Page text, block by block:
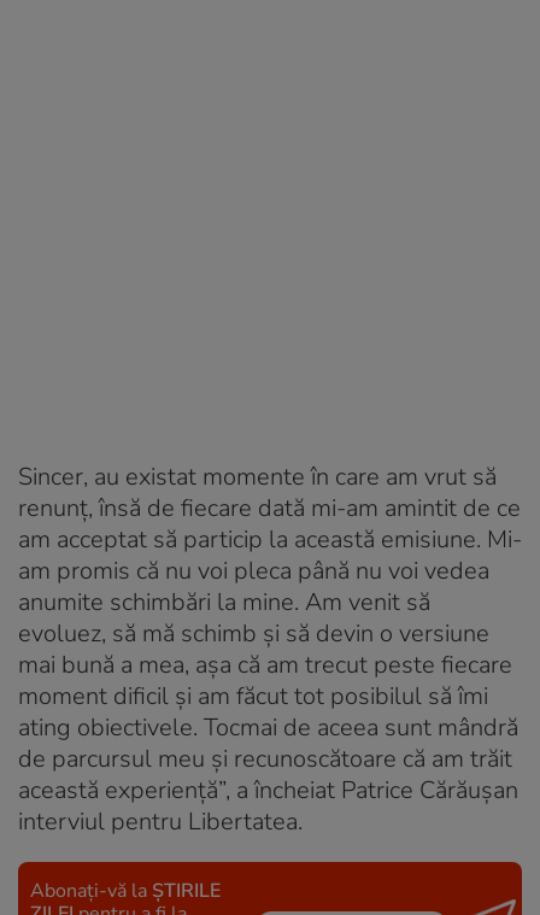
Sincer, au existat momente în care am vrut să
renunț, însă de fiecare dată mi-am amintit de ce
am acceptat să particip la această emisiune. Mi-
am promis că nu voi pleca până nu voi vedea
anumite schimbări la mine. Am venit să
evoluez, să mă schimb și să devin o versiune
mai bună a mea, așa că am trecut peste fiecare
moment dificil și am făcut tot posibilul să îmi
ating obiectivele. Tocmai de aceea sunt mândră
de parcursul meu și recunoscătoare că am trăit
această experiență”, a încheiat Patrice Cărăușan
interviul pentru Libertatea.
Abonați-vă la ȘTIRILE